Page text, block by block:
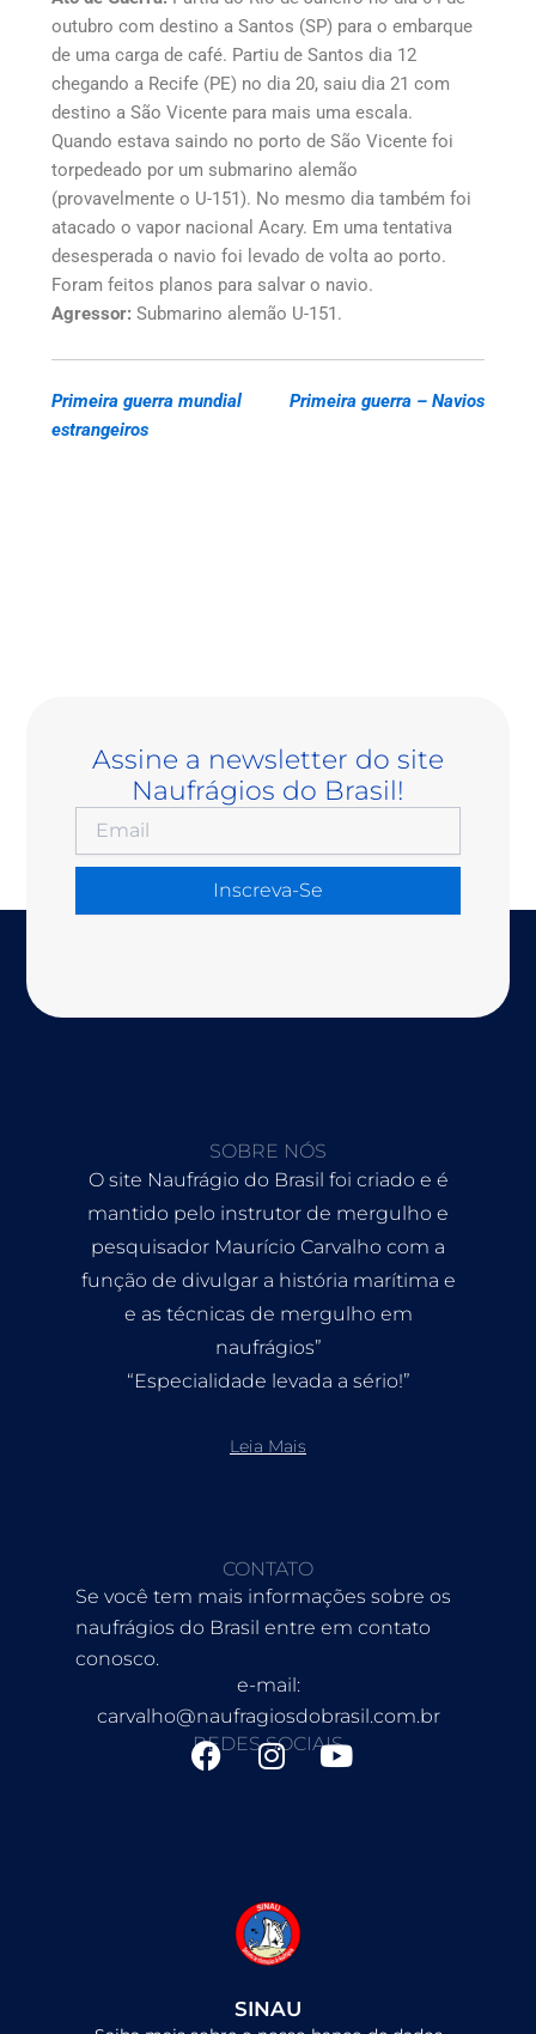
outubro com destino a Santos (SP) para o embarque
de uma carga de café. Partiu de Santos dia 12
chegando a Recife (PE) no dia 20, saiu dia 21 com
destino a São Vicente para mais uma escala.
Quando estava saindo no porto de São Vicente foi
torpedeado por um submarino alemão
(provavelmente o U-151). No mesmo dia também foi
atacado o vapor nacional Acary. Em uma tentativa
desesperada o navio foi levado de volta ao porto.
Foram feitos planos para salvar o navio.
Agressor: Submarino alemão U-151.
Primeira guerra mundial
Primeira guerra – Navios
estrangeiros
Assine a newsletter do site
Naufrágios do Brasil!
Inscreva-Se
SOBRE NÓS
O site Naufrágio do Brasil foi criado e é
mantido pelo instrutor de mergulho e
pesquisador Maurício Carvalho com a
função de divulgar a história marítima e
e as técnicas de mergulho em
naufrágios”
“Especialidade levada a sério!”
Leia Mais
CONTATO
Se você tem mais informações sobre os
naufrágios do Brasil entre em contato
conosco.
e-mail:
carvalho@naufragiosdobrasil.com.br
REDES SOCIAIS
F
I
g
r
m
Y
SINAU